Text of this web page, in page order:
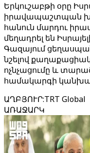
Երկուշաբթի օրը
իրավապաշտպան
հանուն մարդու
մեղադրել են
Գազայում
նշելով
ոչնչացումը և
համակարգի
ԱՂԲՅՈՒՐ:TRT Global
ԱՌԱՋԱՐԿ